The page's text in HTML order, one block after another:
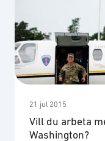
21 jul 2015
Vill du arbeta
Washington?